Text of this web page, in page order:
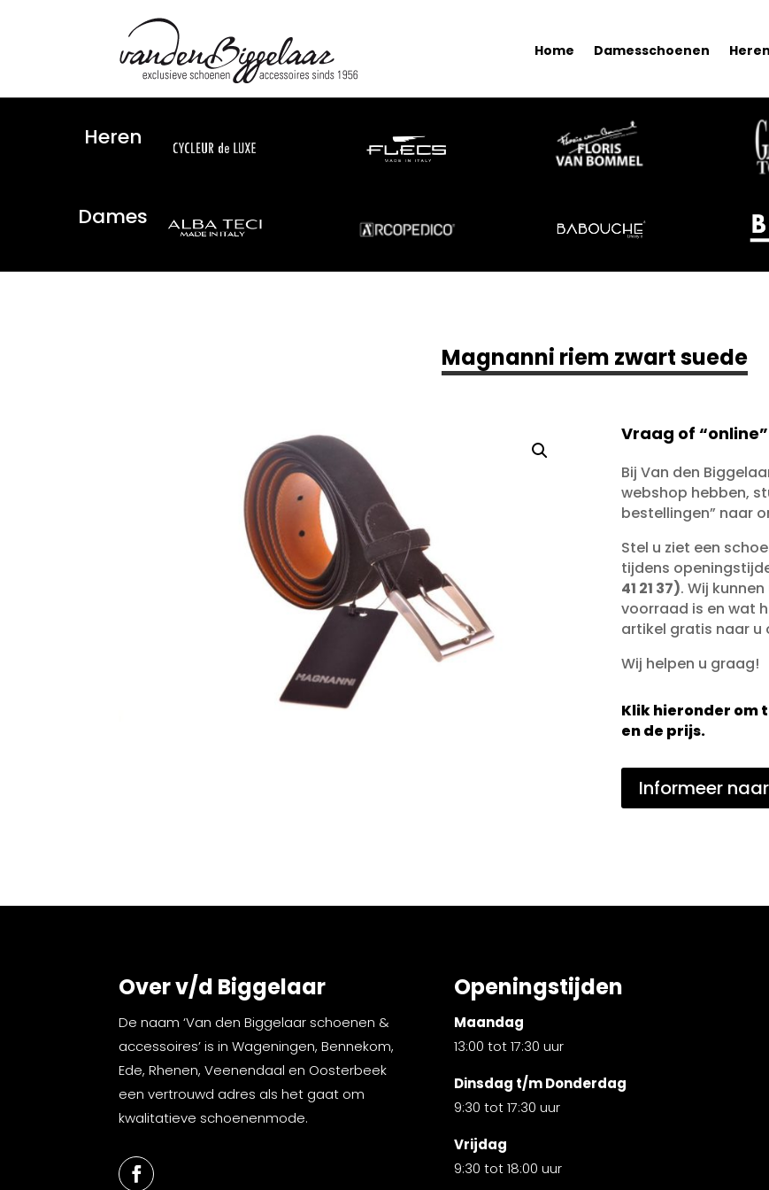
Home Damesschoenen
Heren
Dames
Magnanni riem zwart suede
Vraag of
Bij Van den
webshop hebben,
bestellingen” naar
Stel u ziet een
tijdens
41 21 37). Wij
voorraad is en wat
artikel gratis naar u
Wij helpen u graag!
Klik hieronder om
en de prijs.
Informeer
Over v/d Biggelaar
De naam ‘Van den Biggelaar schoenen &
accessoires’ is in Wageningen, Bennekom,
Ede, Rhenen, Veenendaal en Oosterbeek
een vertrouwd adres als het gaat om
kwalitatieve schoenenmode.
Openingstijden
Maandag
13:00 tot 17:30 uur
Dinsdag t/m Donderdag
9:30 tot 17:30 uur
Vrijdag
9:30 tot 18:00 uur